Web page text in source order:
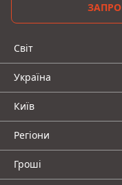
Світ
Україна
Київ
Регіони
Гроші